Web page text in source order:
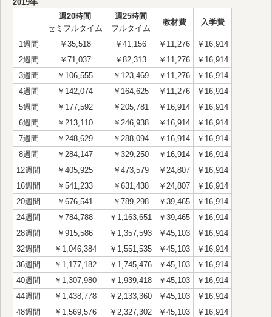
2019年
週20時間
セミフルタイム
週25時間
フルタイム
教材費 入学費
1週間 ￥35,518 ￥41,156 ￥11,276
￥16,914
2週間
￥71,037 ￥82,313 ￥11,276
￥16,914
3週間
￥106,555 ￥123,469 ￥11,276
￥16,914
4週間
￥142,074 ￥164,625 ￥11,276
￥16,914
5週間
￥177,592 ￥205,781 ￥16,914
￥16,914
6週間
￥213,110 ￥246,938 ￥16,914
￥16,914
7週間
￥248,629 ￥288,094 ￥16,914
￥16,914
8週間
￥284,147 ￥329,250 ￥16,914
￥16,914
12週間
￥405,925 ￥473,579 ￥24,807
￥16,914
16週間
￥541,233 ￥631,438 ￥24,807
￥16,914
20週間
￥676,541 ￥789,298 ￥39,465
￥16,914
24週間
￥784,788 ￥1,163,651 ￥39,465
￥16,914
28週間
￥915,586 ￥1,357,593 ￥45,103
￥16,914
32週間
￥1,046,384 ￥1,551,535 ￥45,103
￥16,914
36週間
￥1,177,182 ￥1,745,476 ￥45,103
￥16,914
40週間
￥1,307,980 ￥1,939,418 ￥45,103
￥16,914
44週間
￥1,438,778 ￥2,133,360 ￥45,103
￥16,914
48週間
￥1,569,576 ￥2,327,302 ￥45,103 ￥16,914